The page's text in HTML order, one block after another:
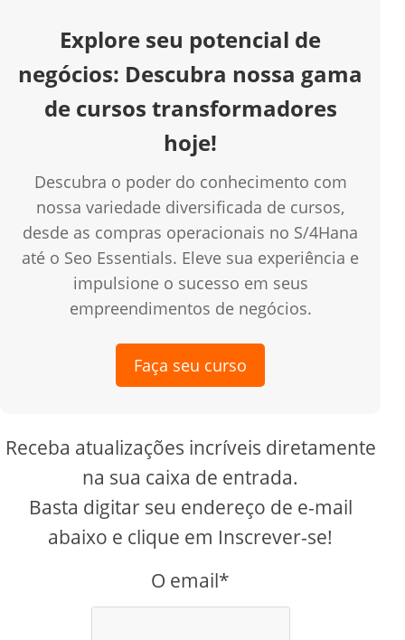
o
Explore seu potencial de
negócios: Descubra nossa gama
de cursos transformadores
hoje!
Descubra o poder do conhecimento com
nossa variedade diversificada de cursos,
desde as compras operacionais no S/4Hana
até o Seo Essentials. Eleve sua experiência e
impulsione o sucesso em seus
empreendimentos de negócios.
Faça seu curso
Receba atualizações incríveis diretamente
na sua caixa de entrada.
Basta digitar seu endereço de e-mail
abaixo e clique em Inscrever-se!
O email*